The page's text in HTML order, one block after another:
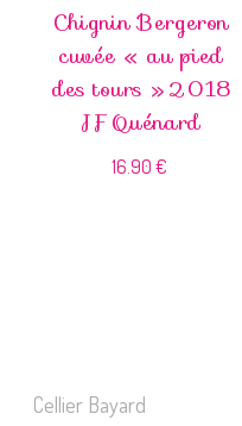
Chignin Bergeron
cuvée « au pied
des tours » 2018
JF Quénard
16.90 €
Cellier Bayard